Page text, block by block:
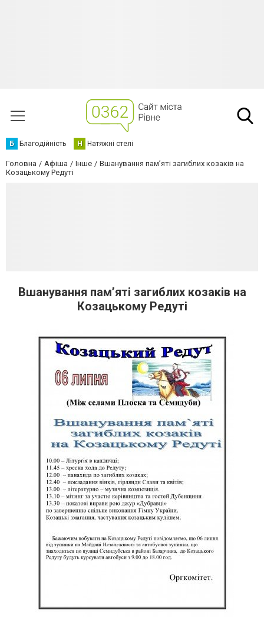
Б Благодійність Н Натяжні стелі
Головна Афіша Інше
Вшанування пам’яті загиблих козаків на
Козацькому Редуті
Вшанування пам’яті загиблих козаків на
Козацькому Редуті